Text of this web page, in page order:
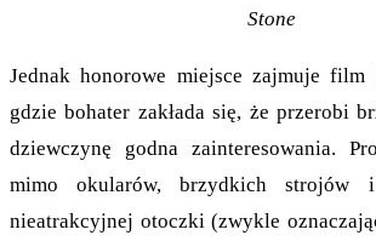
Stone
Jednak honorowe miejsce zajmuje
gdzie bohater zakłada się, że przerobi
dziewczynę godna zainteresowania.
mimo okularów, brzydkich strojów
nieatrakcyjnej otoczki (zwykle